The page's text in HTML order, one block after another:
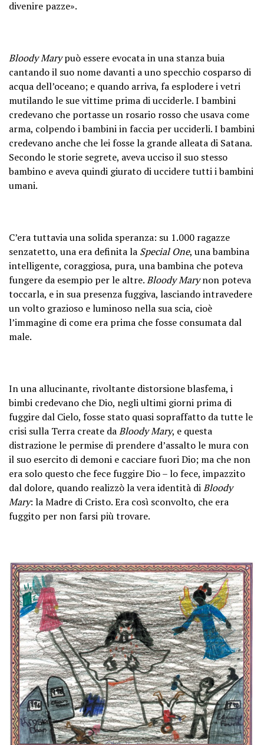
divenire pazze».
Bloody Marypuò essere evocata in una stanza buia
cantando il suo nome davanti a uno specchio cosparso di
acqua dell’oceano; e quando arriva, fa esplodere i vetri
mutilando le sue vittime prima di ucciderle. I bambini
credevano che portasse un rosario rosso che usava come
arma, colpendo i bambini in faccia per ucciderli. I bambini
credevano anche che lei fosse la grande alleata di Satana.
Secondo le storie segrete, aveva ucciso il suo stesso
bambino e aveva quindi giurato di uccidere tutti i bambini
umani.
C’era tuttavia una solida speranza: su 1.000 ragazze
senzatetto, una era definita la Special One, una bambina
intelligente, coraggiosa, pura, una bambina che poteva
fungere da esempio per le altre.Bloody Marynon poteva
toccarla, e in sua presenza fuggiva, lasciando intravedere
un volto grazioso e luminoso nella sua scia, cioè
l’immagine di come era prima che fosse consumata dal
male.
In una allucinante, rivoltante distorsione blasfema, i
bimbi credevano che Dio, negli ultimi giorni prima di
fuggire dal Cielo, fosse stato quasi sopraffatto da tutte le
crisi sulla Terra create daBloody Mary, e questa
distrazione le permise di prendere d’assalto le mura con
il suo esercito di demoni e cacciare fuori Dio; ma che non
era solo questo che fece fuggire Dio – lo fece, impazzito
dal dolore, quando realizzò la vera identità diBloody
Mary: la Madre di Cristo. Era così sconvolto, che era
fuggito per non farsi più trovare.